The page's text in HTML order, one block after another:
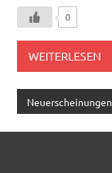
0
WEITERLESEN
Neuerscheinungen